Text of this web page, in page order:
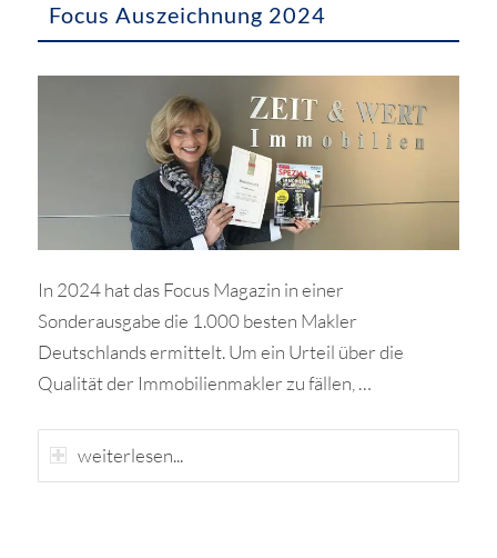
Focus Auszeichnung 2024
In 2024 hat das Focus Magazin in einer
Sonderausgabe die 1.000 besten Makler
Deutschlands ermittelt. Um ein Urteil über die
Qualität der Immobilienmakler zu fällen, …
weiterlesen...